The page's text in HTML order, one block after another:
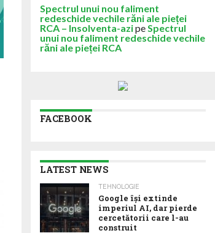
Spectrul unui nou faliment
redeschide vechile răni ale pieței
RCA – Insolventa-azipeSpectrul
unui nou faliment redeschide vechile
răni ale pieței RCA
FACEBOOK
LATEST NEWS
TEHNOLOGIE
Google îşi extinde
imperiul AI, dar pierde
cercetătorii care l-au
construit